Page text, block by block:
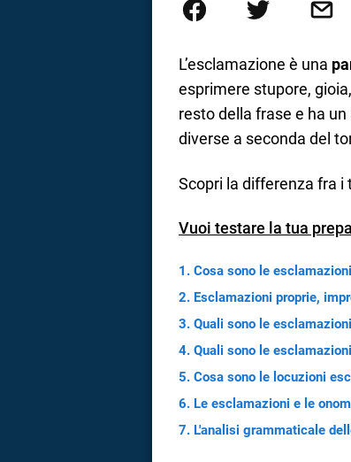
Onsite e contenuti
L’esclamazione è una
esprimere stupore,
resto della frase e ha
diverse a seconda del
Scopri la differenza fra i
Vuoi testare la tua
Cosa sono le esclamazioni
Esclamazioni proprie,
Quali sono le
Quali sono le
Cosa sono le locuzioni
Le esclamazioni e le
L'analisi grammaticale